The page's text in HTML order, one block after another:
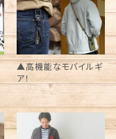
▲高機能なモバイルギ
ア！